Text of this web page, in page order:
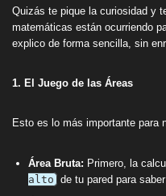
Quizás te pique la curiosidad y
matemáticas están ocurriendo
explico de forma sencilla, sin
1. El Juego de las Áreas
Esto es lo más importante para
Área Bruta: Primero, la
alto de tu pared para saber